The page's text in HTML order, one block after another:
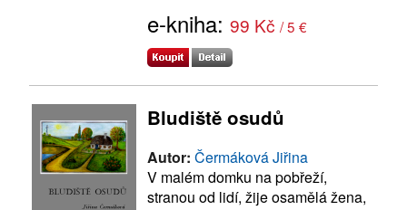
e-kniha: 99 Kč / 5 €
Bludiště osudů
Autor: Čermáková Jiřina
V malém domku na pobřeží,
stranou od lidí, žije osamělá žena,